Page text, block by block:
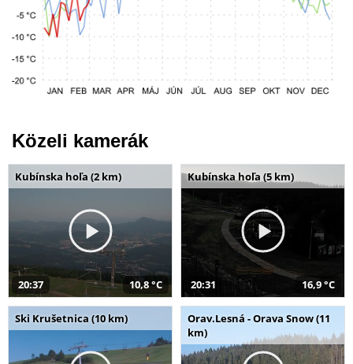
Közeli kamerák
Kubínska hoľa (2 km)
20:37 10,8 °C
Kubínska hoľa (5 km)
20:31 16,9 °C
Ski Krušetnica (10 km)
Orav.Lesná - Orava Snow (11
km)